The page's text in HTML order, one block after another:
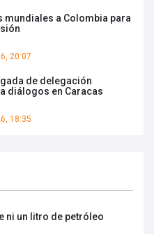
mundiales a Colombia para
20:07
de delegación
diálogos en Caracas
18:35
ni un litro de petróleo